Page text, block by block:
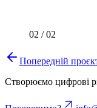
02 / 02
Попередній
Створюємо цифрові